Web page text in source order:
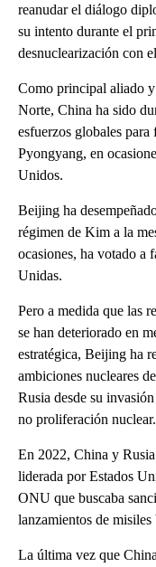
reanudar el diálogo
su intento durante el
desnuclearización con
Como principal aliado
Norte, China ha sido
esfuerzos globales para
Pyongyang, en
Unidos.
Beijing ha
régimen de Kim a la
ocasiones, ha votado a
Unidas.
Pero a medida que las
se han deteriorado en
estratégica, Beijing ha
ambiciones nucleares
Rusia desde su
no proliferación nuclear.
En 2022, China y Rusia
liderada por Estados
ONU que buscaba
lanzamientos de
La última vez que